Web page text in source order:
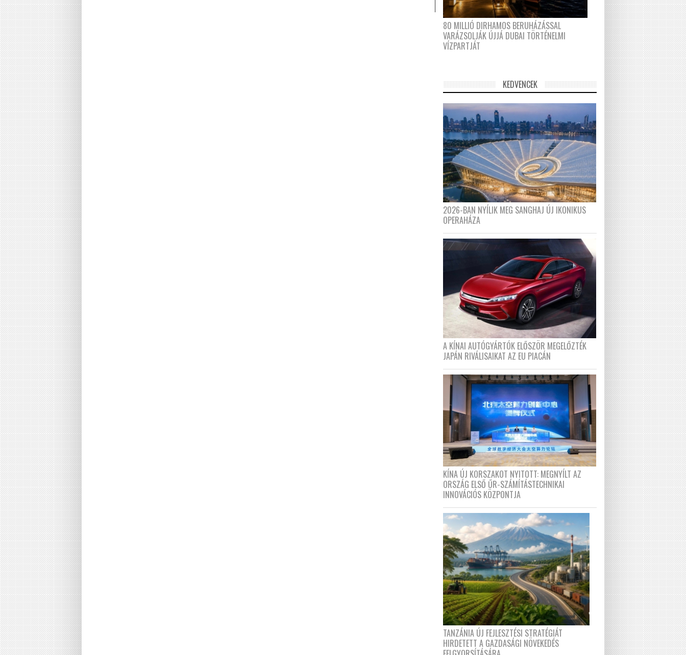
80 MILLIÓ DIRHAMOS BERUHÁZÁSSAL
VARÁZSOLJÁK ÚJJÁ DUBAI TÖRTÉNELMI
VÍZPARTJÁT
KEDVENCEK
2026-BAN NYÍLIK MEG SANGHAJ ÚJ IKONIKUS
OPERAHÁZA
A KÍNAI AUTÓGYÁRTÓK ELŐSZÖR MEGELŐZTÉK
JAPÁN RIVÁLISAIKAT AZ EU PIACÁN
KÍNA ÚJ KORSZAKOT NYITOTT: MEGNYÍLT AZ
ORSZÁG ELSŐ ŰR-SZÁMÍTÁSTECHNIKAI
INNOVÁCIÓS KÖZPONTJA
TANZÁNIA ÚJ FEJLESZTÉSI STRATÉGIÁT
HIRDETETT A GAZDASÁGI NÖVEKEDÉS